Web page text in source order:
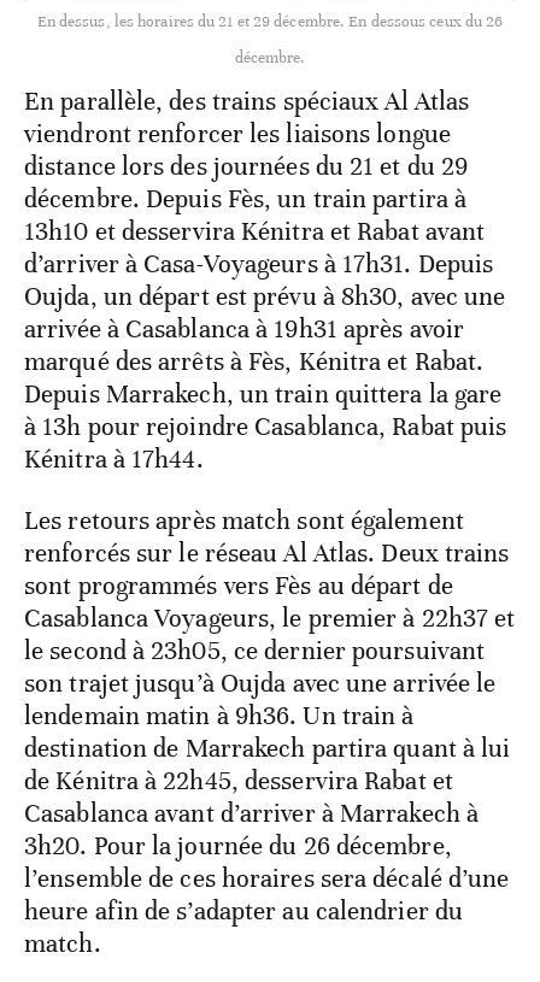
En dessus, les horaires du 21 et 29 décembre. En dessous ceux du 26
décembre.
En parallèle, des trains spéciaux Al Atlas
viendront renforcer les liaisons longue
distance lors des journées du 21 et du 29
décembre. Depuis Fès, un train partira à
13h10 et desservira Kénitra et Rabat avant
d’arriver à Casa-Voyageurs à 17h31. Depuis
Oujda, un départ est prévu à 8h30, avec une
arrivée à Casablanca à 19h31 après avoir
marqué des arrêts à Fès, Kénitra et Rabat.
Depuis Marrakech, un train quittera la gare
à 13h pour rejoindre Casablanca, Rabat puis
Kénitra à 17h44.
Les retours après match sont également
renforcés sur le réseau Al Atlas. Deux trains
sont programmés vers Fès au départ de
Casablanca Voyageurs, le premier à 22h37 et
le second à 23h05, ce dernier poursuivant
son trajet jusqu’à Oujda avec une arrivée le
lendemain matin à 9h36. Un train à
destination de Marrakech partira quant à lui
de Kénitra à 22h45, desservira Rabat et
Casablanca avant d’arriver à Marrakech à
3h20. Pour la journée du 26 décembre,
l’ensemble de ces horaires sera décalé d’une
heure afin de s’adapter au calendrier du
match.